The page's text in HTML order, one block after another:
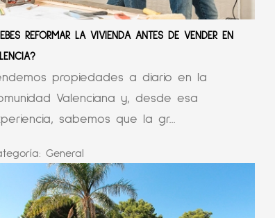
REFORMAR LA VIVIENDA ANTES DE VENDER EN
propiedades a diario en la
Valenciana y, desde esa
sabemos que la gr...
General